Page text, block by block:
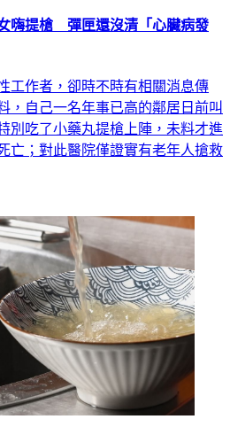
嗨提槍 彈匣還沒清「心臟病發
工作者，卻時不時有相關消息傳
，自己一名年事已高的鄰居日前叫
別吃了小藥丸提槍上陣，未料才進
亡；對此醫院僅證實有老年人搶救